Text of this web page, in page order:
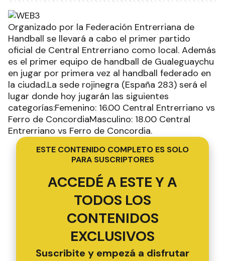
Organizado por la Federación Entrerriana de
Handball se llevará a cabo el primer partido
oficial de Central Entrerriano como local. Además
es el primer equipo de handball de Gualeguaychu
en jugar por primera vez al handball federado en
la ciudad.La sede rojinegra (España 283) será el
lugar donde hoy jugarán las siguientes
categorías:Femenino: 16.00 Central Entrerriano vs
Ferro de ConcordiaMasculino: 18.00 Central
Entrerriano vs Ferro de Concordia.
ESTE CONTENIDO COMPLETO ES SOLO
PARA SUSCRIPTORES
ACCEDÉ A ESTE Y A
TODOS LOS
CONTENIDOS
EXCLUSIVOS
Suscribite y empezá a disfrutar